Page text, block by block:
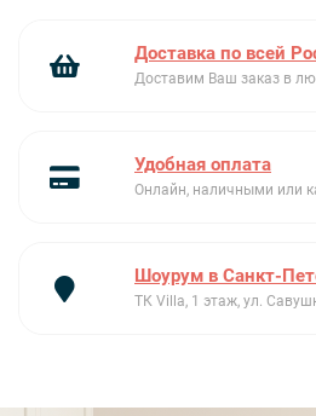
Доставка по всей
Доставим Ваш заказ в
Удобная оплата
Онлайн, наличными или
Шоурум в Санкт-
ТК Villa, 1 этаж, ул.